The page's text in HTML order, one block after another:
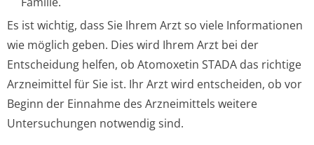
Es ist wichtig, dass Sie Ihrem Arzt so viele Informationen
wie möglich geben. Dies wird Ihrem Arzt bei der
Entscheidung helfen, ob Atomoxetin STADA das richtige
Arzneimittel für Sie ist. Ihr Arzt wird entscheiden, ob vor
Beginn der Einnahme des Arzneimittels weitere
Untersuchungen notwendig sind.